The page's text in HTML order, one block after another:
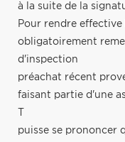
à la suite de la
Pour rendre
obligatoirement
d'inspection
préachat récent
faisant partie d'une
puisse se prononcer